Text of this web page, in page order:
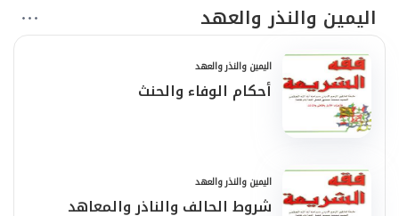
اليمين والنذر والعهد
اليمين والنذر والعهد
أحكام الوفاء والحنث
اليمين والنذر والعهد
شروط الحالف والناذر والمعاهد